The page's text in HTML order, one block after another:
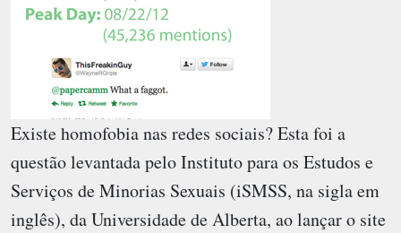
Existe homofobia nas redes sociais? Esta foi a
questão levantada pelo Instituto para os Estudos e
Serviços de Minorias Sexuais (iSMSS, na sigla em
inglês), da Universidade de Alberta, ao lançar o site